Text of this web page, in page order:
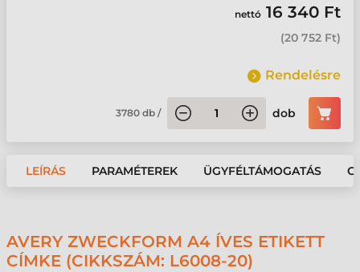
nettó 16 340 Ft
(20 752 Ft)
Rendelésre
3780 db / dob
LEÍRÁS PARAMÉTEREK ÜGYFÉLTÁMOGATÁS
AVERY ZWECKFORM A4 ÍVES ETIKETT
CÍMKE (CIKKSZÁM: L6008-20)